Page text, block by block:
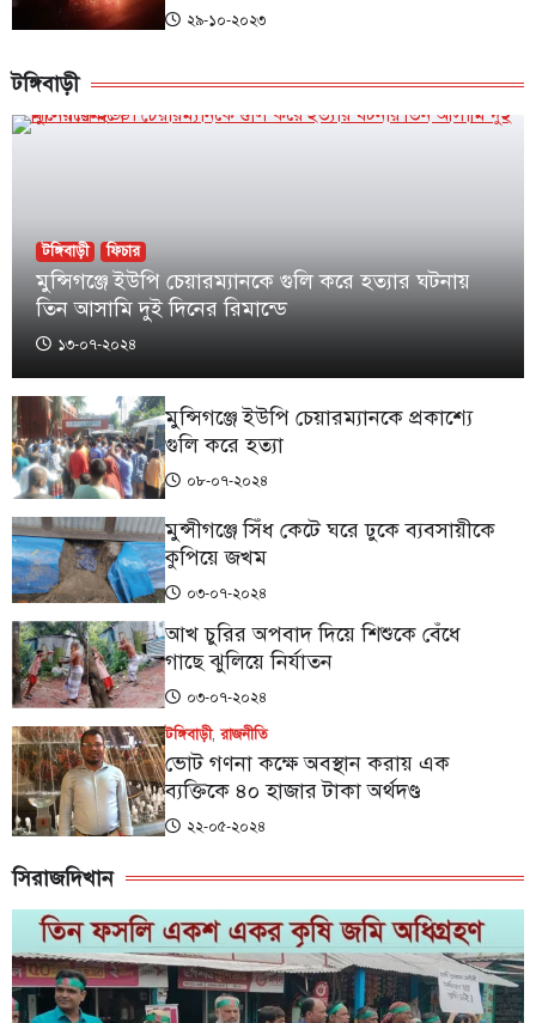
২৯-১০-২০২৩
টঙ্গিবাড়ী
টঙ্গিবাড়ী ফিচার
মুন্সিগঞ্জে ইউপি চেয়ারম্যানকে গুলি করে হত্যার ঘটনায়
তিন আসামি দুই দিনের রিমান্ডে
১৩-০৭-২০২৪
মুন্সিগঞ্জে ইউপি চেয়ারম্যানকে প্রকাশ্যে
গুলি করে হত্যা
০৮-০৭-২০২৪
মুন্সীগঞ্জে সিঁধ কেটে ঘরে ঢুকে ব্যবসায়ীকে
কুপিয়ে জখম
০৩-০৭-২০২৪
আখ চুরির অপবাদ দিয়ে শিশুকে বেঁধে
গাছে ঝুলিয়ে নির্যাতন
০৩-০৭-২০২৪
টঙ্গিবাড়ী,রাজনীতি
ভোট গণনা কক্ষে অবস্থান করায় এক
ব্যক্তিকে ৪০ হাজার টাকা অর্থদণ্ড
২২-০৫-২০২৪
সিরাজদিখান